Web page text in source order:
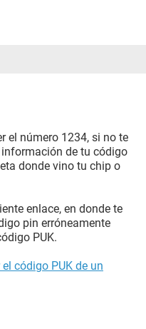
el número 1234, si no te
de tu código
donde vino tu chip o
enlace, en donde te
pin erróneamente
PUK.
código PUK de un